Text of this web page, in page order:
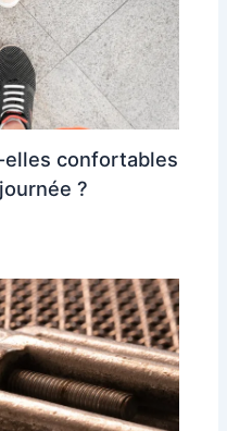
elles confortables
?